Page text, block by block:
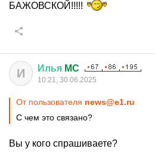
БАЖОВСКОЙ!!!!!
И Илья MC
10:21, 30.06.2025
От пользователя news@e1.ru
С чем это связано?
Вы у кого спрашиваете?